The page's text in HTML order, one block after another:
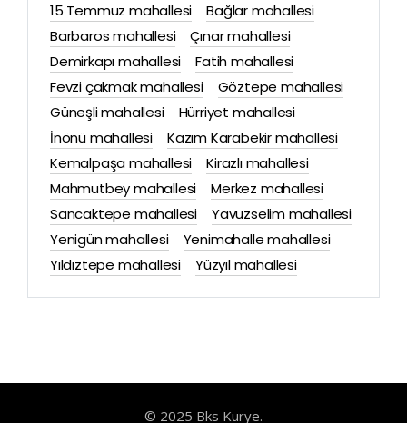
15 Temmuz mahallesi
Bağlar mahallesi
Barbaros mahallesi
Çınar mahallesi
Demirkapı mahallesi
Fatih mahallesi
Fevzi çakmak mahallesi
Göztepe mahallesi
Güneşli mahallesi
Hürriyet mahallesi
İnönü mahallesi
Kazım Karabekir mahallesi
Kemalpaşa mahallesi
Kirazlı mahallesi
Mahmutbey mahallesi
Merkez mahallesi
Sancaktepe mahallesi
Yavuzselim mahallesi
Yenigün mahallesi
Yenimahalle mahallesi
Yıldıztepe mahallesi
Yüzyıl mahallesi
© 2025 Bks Kurye.